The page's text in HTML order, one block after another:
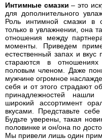
Интимные смазки – это
для дополнительного
Роль интимной смазки в
только в увлажнении, она
отношения между
моменты. Приведем
естественный запах и
стараются в отношениях
половым членом. Даже
мужчине огромное
себя и от этого страдают
принадлежностей
широкий ассортимент
вкусами. Представьте
Будьте уверены, такая
половинке и он/она по
Мы привели лишь один